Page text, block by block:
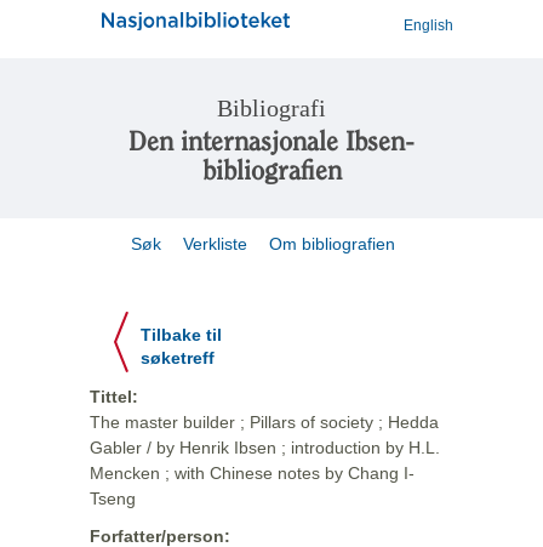
English
Bibliografi
Den internasjonale Ibsen-
bibliografien
Søk Verkliste Om bibliografien
Tilbake til
søketreff
Tittel:
The master builder ; Pillars of society ; Hedda
Gabler / by Henrik Ibsen ; introduction by H.L.
Mencken ; with Chinese notes by Chang I-
Tseng
Forfatter/person: